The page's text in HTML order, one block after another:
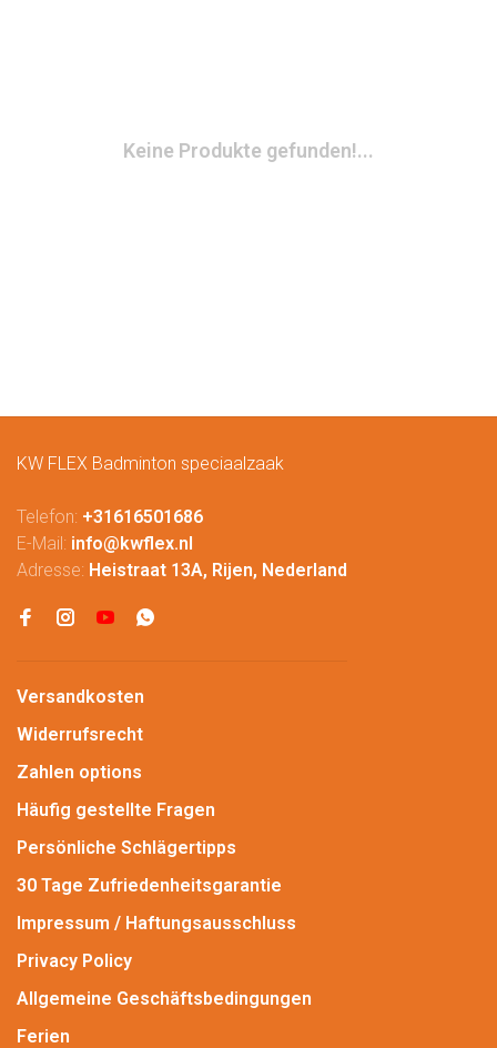
Keine Produkte gefunden!...
KW FLEX Badminton speciaalzaak
Telefon: +31616501686
E-Mail: info@kwflex.nl
Adresse: Heistraat 13A, Rijen, Nederland
Versandkosten
Widerrufsrecht
Zahlen options
Häufig gestellte Fragen
Persönliche Schlägertipps
30 Tage Zufriedenheitsgarantie
Impressum / Haftungsausschluss
Privacy Policy
Allgemeine Geschäftsbedingungen
Ferien